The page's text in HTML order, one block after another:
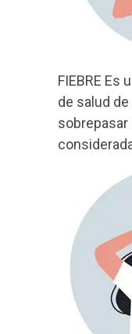
FIEBRE Es
de salud
sobrepasar